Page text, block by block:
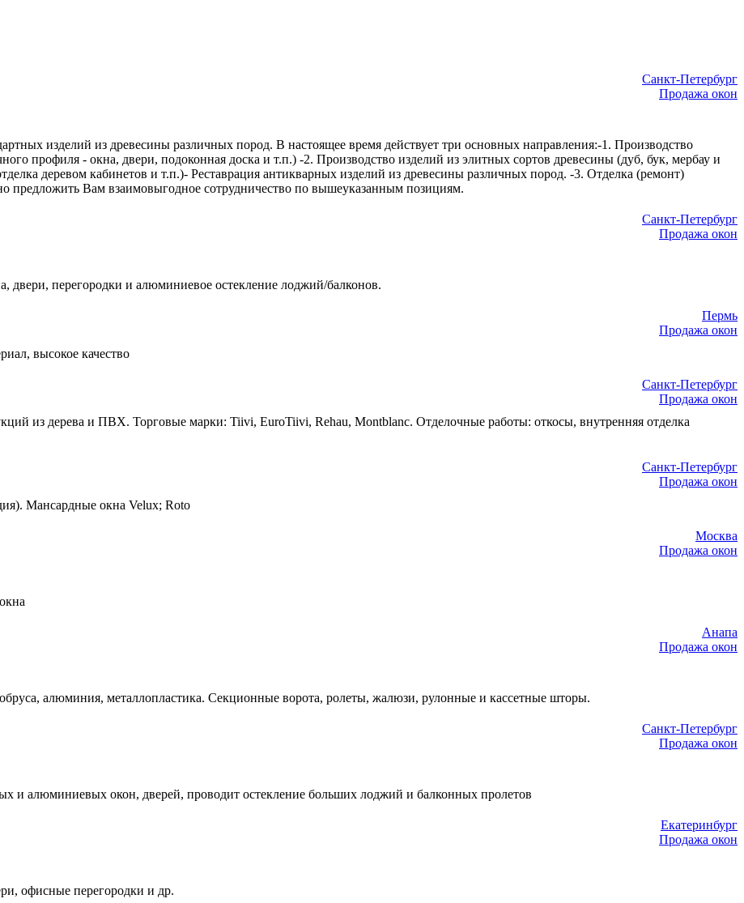
Санкт-Петербург
Продажа окон
изделий из древесины различных пород. В настоящее время действует три основных направления:-1. Производство
профиля - окна, двери, подоконная доска и т.п.) -2. Производство изделий из элитных сортов древесины (дуб, бук, мербау и
деревом кабинетов и т.п.)- Реставрация антикварных изделий из древесины различных пород. -3. Отделка (ремонт)
предложить Вам взаимовыгодное сотрудничество по вышеуказанным позициям.
Санкт-Петербург
Продажа окон
перегородки и алюминиевое остекление лоджий/балконов.
Пермь
Продажа окон
высокое качество
Санкт-Петербург
Продажа окон
из дерева и ПВХ. Торговые марки: Tiivi, EuroTiivi, Rehau, Montblanc. Отделочные работы: откосы, внутренняя отделка
Санкт-Петербург
Продажа окон
Мансардные окна Velux; Roto
Москва
Продажа окон
Анапа
Продажа окон
алюминия, металлопластика. Секционные ворота, ролеты, жалюзи, рулонные и кассетные шторы.
Санкт-Петербург
Продажа окон
и алюминиевых окон, дверей, проводит остекление больших лоджий и балконных пролетов
Екатеринбург
Продажа окон
офисные перегородки и др.